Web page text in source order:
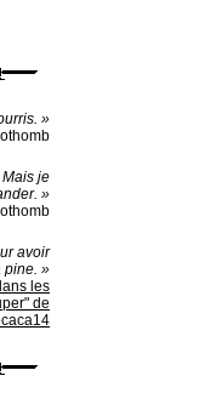
»
je
»
avoir
pine. »
les
de